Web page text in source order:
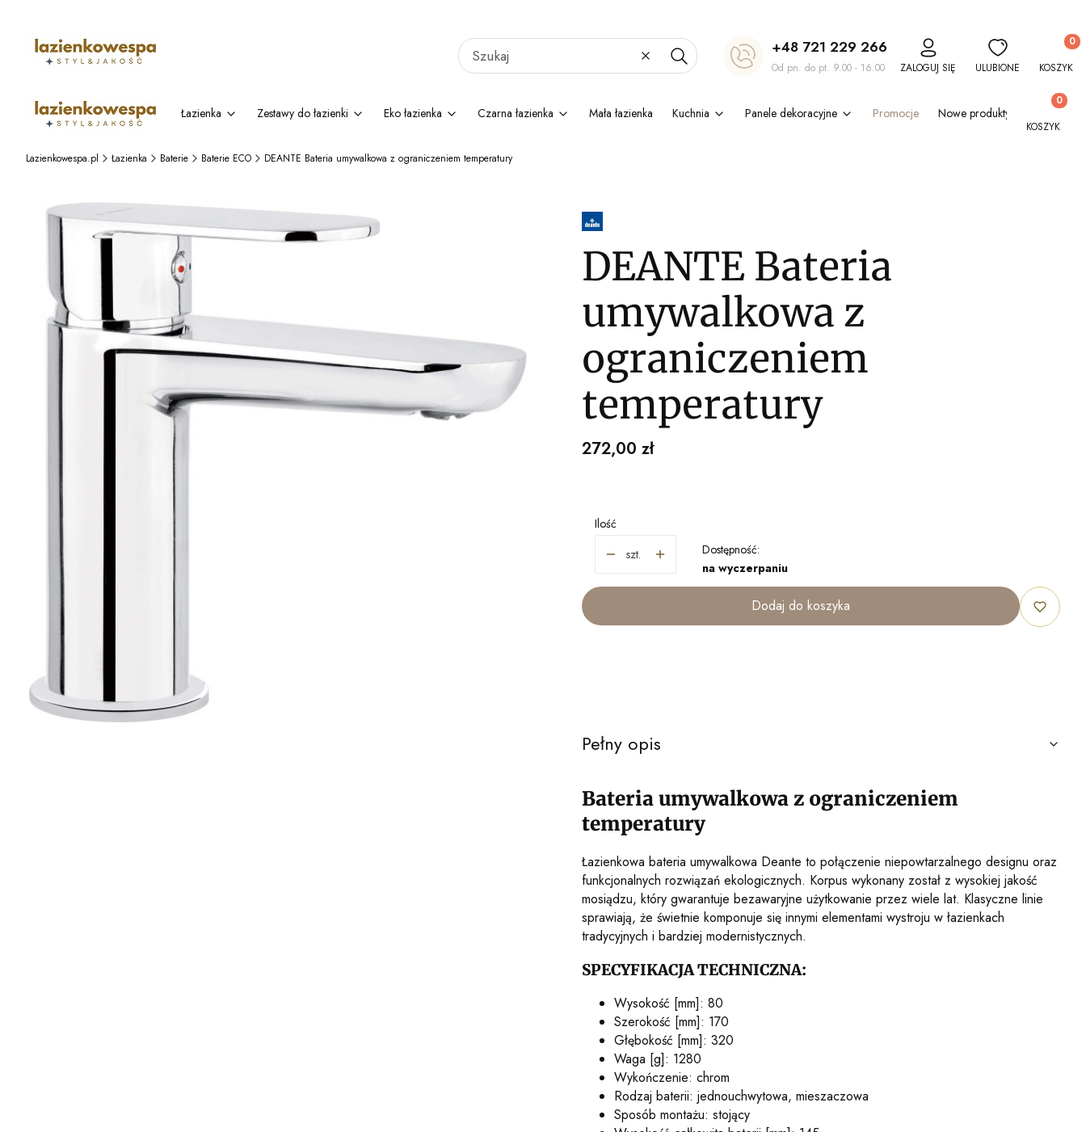
WyczyśćSzukaj
+48 721 229 266
Od pn. do pt. 9.00 - 16.00 ZALOGUJ SIĘ ULUBIONE KOSZYK
Łazienka Zestawy do łazienki Eko łazienka Czarna łazienka Mała łazienka Kuchnia Panele dekoracyjne Promocje Nowe produkty
Produkty
KOSZYK
Lazienkowespa.pl Łazienka Baterie Baterie ECO DEANTE Bateria umywalkowa z ograniczeniem temperatury
DEANTE Bateria
umywalkowa z
ograniczeniem
temperatury
Cena
272,00 zł
Ilość
szt.
Dostępność:
na wyczerpaniu
Dodaj do koszyka
Pełny opis
Bateria umywalkowa z ograniczeniem
temperatury
Łazienkowa bateria umywalkowa Deante to połączenie niepowtarzalnego designu oraz
funkcjonalnych rozwiązań ekologicznych. Korpus wykonany został z wysokiej jakość
mosiądzu, który gwarantuje bezawaryjne użytkowanie przez wiele lat. Klasyczne linie
sprawiają, że świetnie komponuje się innymi elementami wystroju w łazienkach
tradycyjnych i bardziej modernistycznych.
SPECYFIKACJA TECHNICZNA:
Wysokość [mm]: 80
Szerokość [mm]: 170
Głębokość [mm]: 320
Waga [g]: 1280
Wykończenie: chrom
Rodzaj baterii: jednouchwytowa, mieszaczowa
Sposób montażu: stojący